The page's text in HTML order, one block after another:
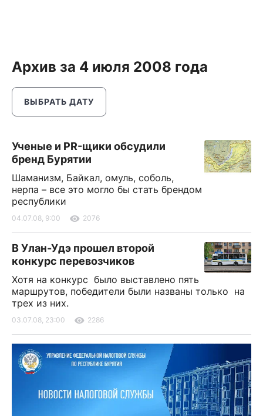
Архив за 4 июля 2008 года
ВЫБРАТЬ ДАТУ
Ученые и РR-щики обсудили
бренд Бурятии
Шаманизм, Байкал, омуль, соболь,
нерпа – все это могло бы стать брендом
республики
04.07.08, 9:00 2076
В Улан-Удэ прошел второй
конкурс перевозчиков
Хотя на конкурс было выставлено пять
маршрутов, победители были названы только на
трех из них.
03.07.08, 23:00 2286